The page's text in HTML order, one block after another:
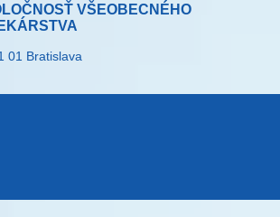
VŠEOBECNÉHO
01 Bratislava